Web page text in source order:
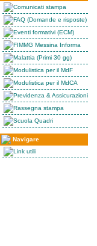
Comunicati stampa
FAQ (Domande e risposte)
Eventi formativi (ECM)
FIMMG Messina Informa
Malattia (Primi 30 gg)
Modulistica per il MdF
Modulistica per il MdCA
Previdenza & Assicurazioni
Rassegna stampa
Scuola Quadri
Navigare
Link utili